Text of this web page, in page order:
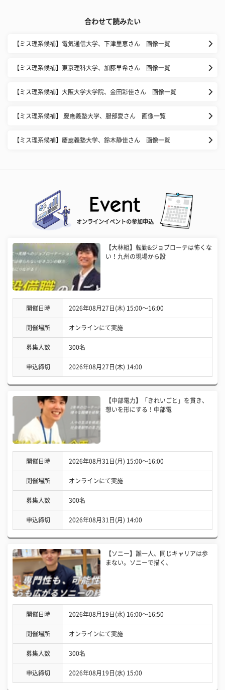
合わせて読みたい
【ミス理系候補】電気通信大学、下津里恵さん 画像一覧
【ミス理系候補】東京理科大学、加藤早希さん 画像一覧
【ミス理系候補】大阪大学大学院、金田彩佳さん 画像一覧
【ミス理系候補】 慶應義塾大学、服部愛さん 画像一覧
【ミス理系候補】慶應義塾大学、鈴木静佳さん 画像一覧
オンラインイベントの参加申込
【大林組】転勤&ジョブローテは怖くな
い！九州の現場から設
開催日時 2026年08月27日(木) 15:00〜16:00
開催場所 オンラインにて実施
募集人数 300名
申込締切 2026年08月27日(木) 14:00
【中部電力】「きれいごと」を貫き、
想いを形にする！中部電
開催日時 2026年08月31日(月) 15:00〜16:00
開催場所 オンラインにて実施
募集人数 300名
申込締切 2026年08月31日(月) 14:00
【ソニー】誰一人、同じキャリアは歩
まない。ソニーで描く、
開催日時 2026年08月19日(水) 16:00〜16:50
開催場所 オンラインにて実施
募集人数 300名
申込締切 2026年08月19日(水) 15:00